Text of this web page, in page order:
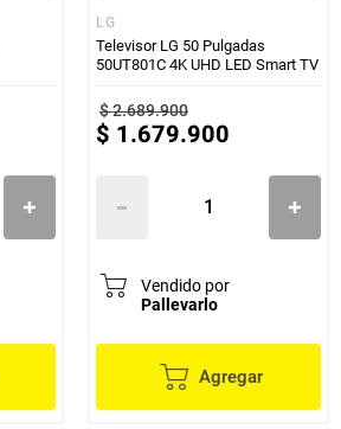
LG
Televisor LG 50 Pulgadas
50UT801C 4K UHD LED Smart TV
$2.689.900
$ 1.679.900
Vendido por
Pallevarlo
Agregar